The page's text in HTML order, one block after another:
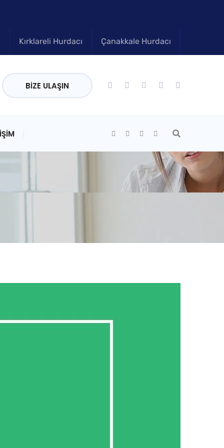
Kırklareli Hurdacı Çanakkale Hurdacı
BIZE ULAŞIN